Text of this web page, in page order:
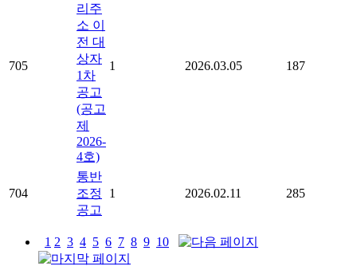
705
리주
소 이
전 대
상자
1차
공고
(공고
제
2026-
4호)
1 2026.03.05 187
704
통반
조정
공고
1 2026.02.11 285
1 2 3 4 5 6 7 8 9 10